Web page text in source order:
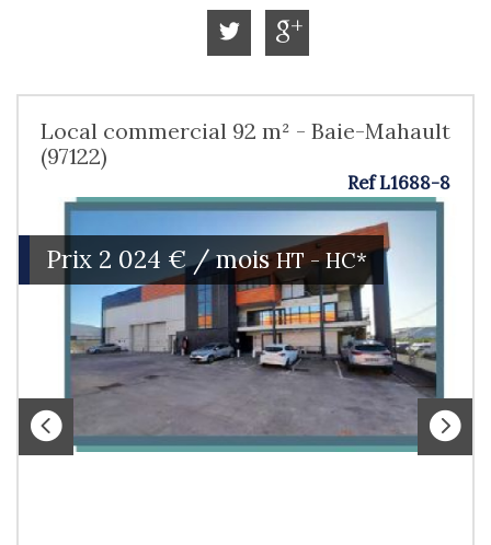
Local commercial 92 m² - Baie-Mahault
(97122)
Ref L1688-8
Prix 2 024 € / moisHT - HC*